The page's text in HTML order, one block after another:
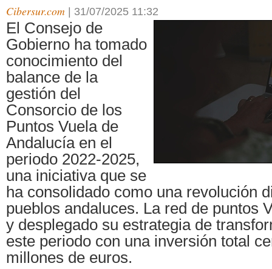
Cibersur.com 31/07/2025 11:32
El Consejo de
Gobierno ha tomado
conocimiento del
balance de la
gestión del
Consorcio de los
Puntos Vuela de
Andalucía en el
periodo 2022-2025,
una iniciativa que se
ha consolidado como una revolución
pueblos andaluces. La red de puntos
y desplegado su estrategia de
este periodo con una inversión total
millones de euros.